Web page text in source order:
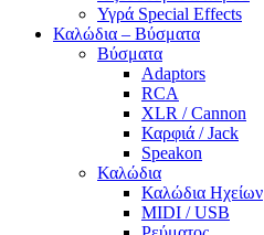
Υγρά Special Effects
Καλώδια – Βύσματα
Βύσματα
Adaptors
RCA
XLR / Cannon
Καρφιά / Jack
Speakon
Καλώδια
Καλώδια Ηχείων
MIDI / USB